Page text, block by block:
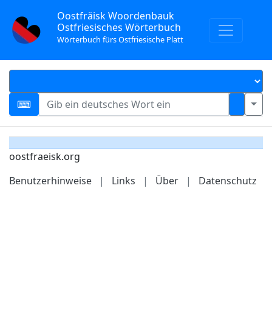
Oostfräisk Woordenbauk
Ostfriesisches Wörterbuch
Wörterbuch fürs Ostfriesische Platt
oostfraeisk.org
Benutzerhinweise
| Links | Über | Datenschutz